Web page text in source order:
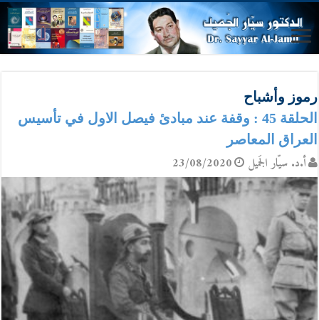
رموز وأشباح
الحلقة 45 : وقفة عند مبادئ فيصل الاول في تأسيس
العراق المعاصر
أ.د. سيّار الجَميل 23/08/2020